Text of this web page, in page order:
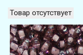
Товар отсутствует